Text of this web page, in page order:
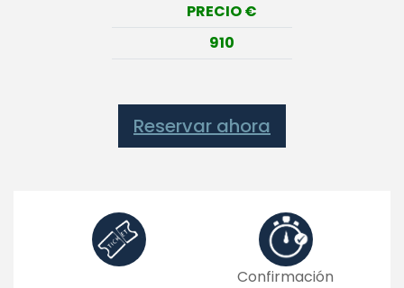
PRECIO €
910
Reservar ahora
Confirmación